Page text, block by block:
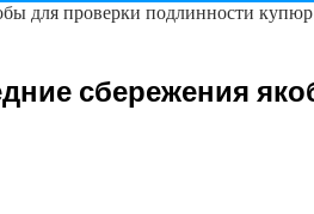
для проверки подлинности купюр
сбережения